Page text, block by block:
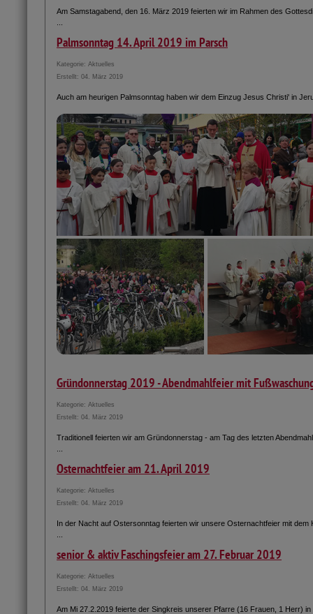
Am Samstagabend, den 16. März 2019 feierten wir im Rahmen des
Palmsonntag 14. April 2019 im Parsch
Kategorie: Aktuelles
Erstellt: 04. März 2019
Auch am heurigen Palmsonntag haben wir dem Einzug Jesus Christi' in
Gründonnerstag 2019 - Abendmahlfeier mit
Kategorie: Aktuelles
Erstellt: 04. März 2019
Traditionell feierten wir am Gründonnerstag - am Tag des letzten
Osternachtfeier am 21. April 2019
Kategorie: Aktuelles
Erstellt: 04. März 2019
In der Nacht auf Ostersonntag feierten wir unsere Osternachtfeier mit dem
senior & aktiv Faschingsfeier am 27. Februar 2019
Kategorie: Aktuelles
Erstellt: 04. März 2019
Am Mi 27.2.2019 feierte der Singkreis unserer Pfarre (16 Frauen, 1 Herr)